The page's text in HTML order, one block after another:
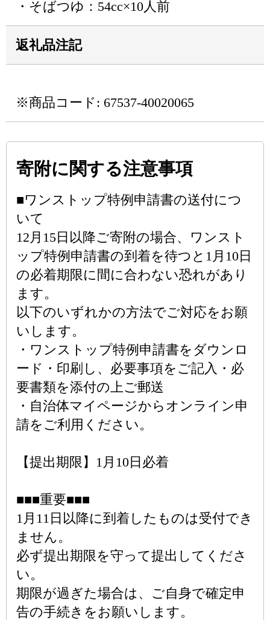
・そばつゆ：54cc×10人前
返礼品注記
※商品コード: 67537-40020065
寄附に関する注意事項
■ワンストップ特例申請書の送付につ
いて
12月15日以降ご寄附の場合、ワンスト
ップ特例申請書の到着を待つと1月10日
の必着期限に間に合わない恐れがあり
ます。
以下のいずれかの方法でご対応をお願
いします。
・ワンストップ特例申請書をダウンロ
ード・印刷し、必要事項をご記入・必
要書類を添付の上ご郵送
・自治体マイページからオンライン申
請をご利用ください。
【提出期限】1月10日必着
■■■重要■■■
1月11日以降に到着したものは受付でき
ません。
必ず提出期限を守って提出してくださ
い。
期限が過ぎた場合は、ご自身で確定申
告の手続きをお願いします。